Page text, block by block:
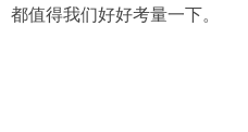
都值得我们好好考量一下。